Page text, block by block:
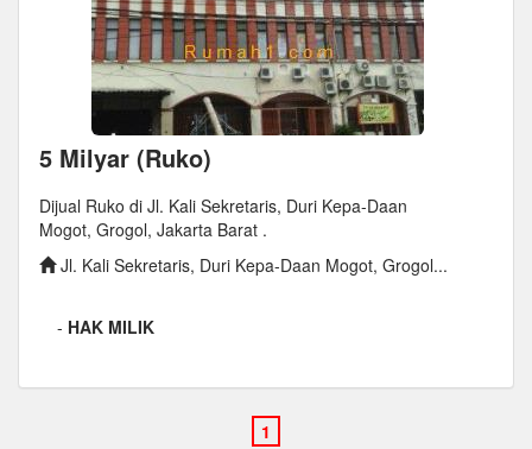
5 Milyar (Ruko)
Dijual Ruko di Jl. Kali Sekretaris, Duri Kepa-Daan
Mogot, Grogol, Jakarta Barat .
Jl. Kali Sekretaris, Duri Kepa-Daan Mogot, Grogol...
- HAK MILIK